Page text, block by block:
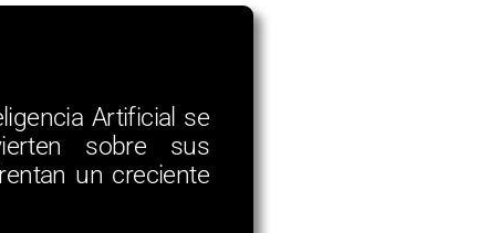
Artificial se
sobre sus
un creciente